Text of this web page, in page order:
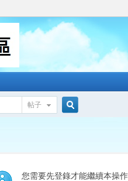
帖子
索
您需要先登錄才能繼續本操作